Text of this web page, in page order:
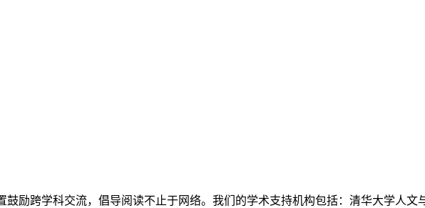
鼓励跨学科交流，倡导阅读不止于网络。我们的学术支持机构包括：清华大学人文